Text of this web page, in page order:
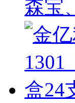
森宝